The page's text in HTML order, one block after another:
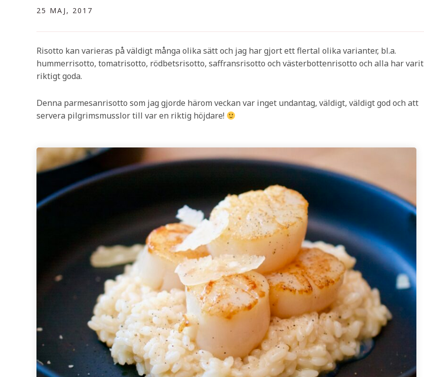
25 MAJ, 2017
Risotto kan varieras på väldigt många olika sätt och jag har gjort ett flertal olika varianter, bl.a.
hummerrisotto, tomatrisotto, rödbetsrisotto, saffransrisotto och västerbottenrisotto och alla har varit
riktigt goda.
Denna parmesanrisotto som jag gjorde härom veckan var inget undantag, väldigt, väldigt god och att
servera pilgrimsmusslor till var en riktig höjdare!